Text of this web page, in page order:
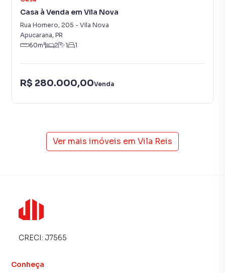
Casa à Venda em Vila Nova
Rua Homero, 205 - Vila Nova
Apucarana, PR
60m² 2 1 1
R$ 280.000,00Venda
Ver mais imóveis em Vila Reis
CRECI: J7565
Conheça